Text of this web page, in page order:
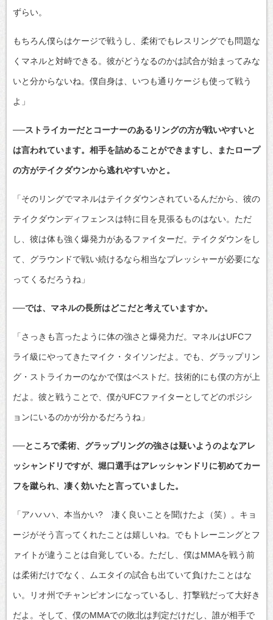
ずらい。
もちろん僕らはケージで戦うし、柔術でもレスリングでも問題な
くマネルと対峙できる。彼がどうなるのかは試合が始まってみな
いと分からないね。僕自身は、いつも通りケージも使って戦う
よ」
──ストライカーだとコーナーのあるリングの方が戦いやすいと
は言われています。相手を詰めることができますし、またロープ
の方がテイクダウンから逃れやすいかと。
「そのリングでマネルはテイクダウンされているんだから、彼の
テイクダウンディフェンスは特に目を見張るものはない。ただ
し、彼は体も強く爆発力があるファイターだ。テイクダウンをし
て、グラウンドで戦い続けるなら相当なプレッシャーが必要にな
ってくるだろうね」
──では、マネルの長所はどこだと考えていますか。
「さっきも言ったように体の強さと爆発力だ。マネルはUFCフ
ライ級にやってきたマイク・タイソンだよ。でも、グラップリン
グ・ストライカーのなかで僕はベストだ。技術的にも僕の方が上
だよ。彼と戦うことで、僕がUFCファイターとしてどのポジシ
ョンにいるのかが分かるだろうね」
──ところで柔術、グラップリングの強さは疑いようのよなアレ
ッシャンドリですが、堀口選手はアレッシャンドリに初めてカー
フを蹴られ、凄く効いたと言っていました。
「アハハハ、本当かい? 凄く良いことを聞けたよ（笑）。キョ
ージがそう言ってくれたことは嬉しいね。でもトレーニングとフ
ァイトが違うことは自覚している。ただし、僕はMMAを戦う前
は柔術だけでなく、ムエタイの試合も出ていて負けたことはな
い。リオ州でチャンピオンになっているし、打撃戦だって大好き
だよ。そして、僕のMMAでの敗北は判定だけだし、誰が相手で